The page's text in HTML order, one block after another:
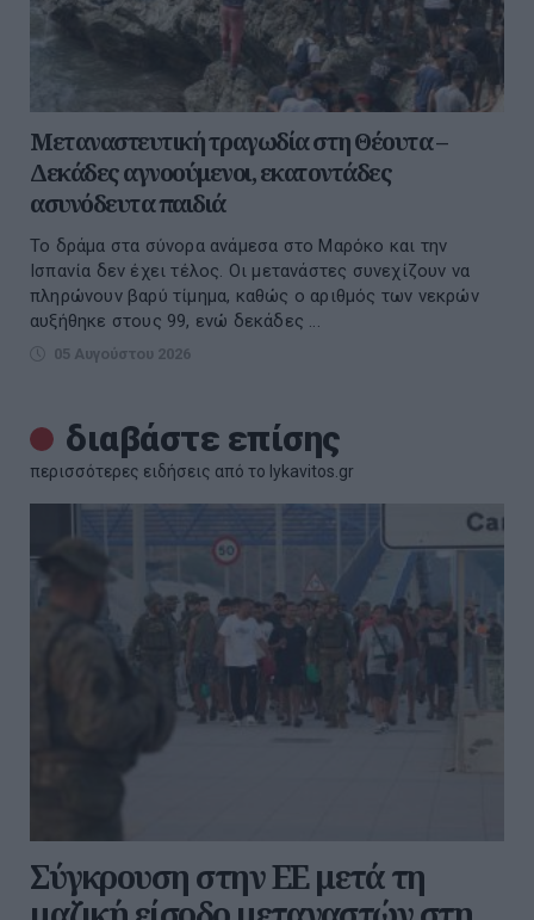
Μεταναστευτική τραγωδία στη Θέουτα –
Δεκάδες αγνοούμενοι, εκατοντάδες
ασυνόδευτα παιδιά
Το δράμα στα σύνορα ανάμεσα στο Μαρόκο και την
Ισπανία δεν έχει τέλος. Οι μετανάστες συνεχίζουν να
πληρώνουν βαρύ τίμημα, καθώς ο αριθμός των νεκρών
αυξήθηκε στους 99, ενώ δεκάδες ...
05 Αυγούστου 2026
διαβάστε επίσης
περισσότερες ειδήσεις από το lykavitos.gr
Σύγκρουση στην ΕΕ μετά τη